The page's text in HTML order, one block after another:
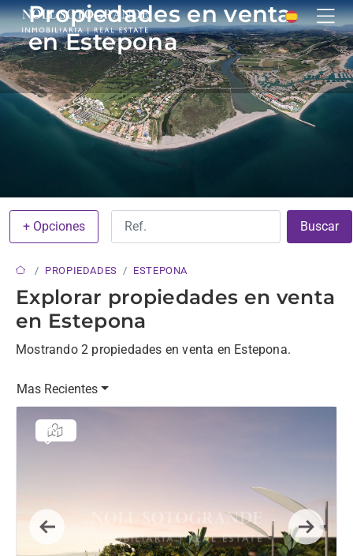
Propiedades en venta
en Estepona
+ Opciones Buscar
PROPIEDADES ESTEPONA
Explorar propiedades en venta
en Estepona
Mostrando 2 propiedades en venta en Estepona.
Mas Recientes
Previous Next